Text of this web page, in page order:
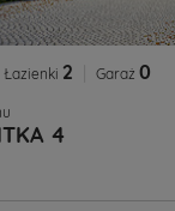
Łazienki 2 Garaż 0
4